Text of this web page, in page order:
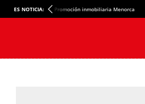
ES NOTICIA: Promoción inmobiliaria Menorca